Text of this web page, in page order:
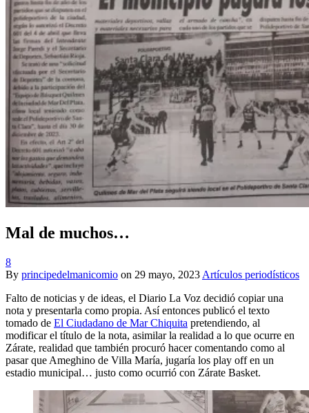
Mal de muchos…
8
By principedelmanicomio on 29 mayo, 2023 Artículos periodísticos
Falto de noticias y de ideas, el Diario La Voz decidió copiar una
nota y presentarla como propia. Así entonces publicó el texto
tomado de El Ciudadano de Mar Chiquita pretendiendo, al
modificar el título de la nota, asimilar la realidad a lo que ocurre en
Zárate, realidad que también procuró hacer comentando como al
pasar que Ameghino de Villa María, jugaría los play off en un
estadio municipal… justo como ocurrió con Zárate Basket.